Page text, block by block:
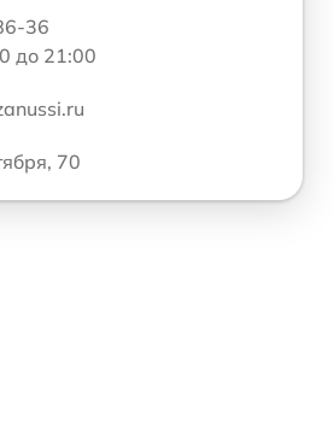
36
до 21:00
70